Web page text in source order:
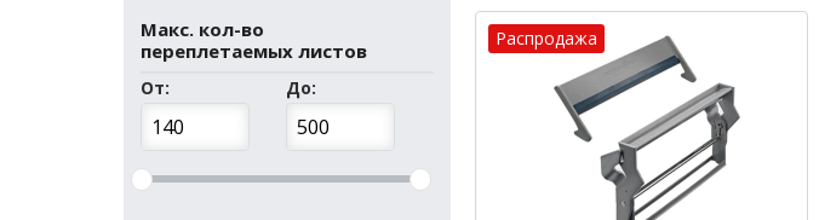
Макс. кол-во
переплетаемых листов
От: До:
Распродажа